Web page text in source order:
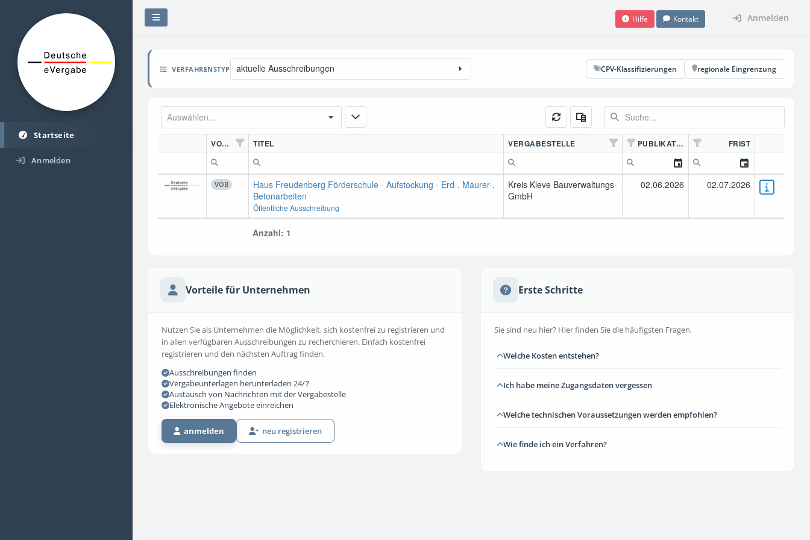
Startseite
Anmelden
Hilfe Kontakt Anmelden
VERFAHRENSTYP aktuelle Ausschreibungen CPV-Klassifizierungen regionale Eingrenzung
VORDN. TITEL VERGABESTELLE PUBLIKATION FRIST
VOB
Haus Freudenberg Förderschule - Aufstockung - Erd-, Maurer-,
Betonarbeiten
Öffentliche Ausschreibung
Kreis Kleve Bauverwaltungs-
GmbH
02.06.2026 02.07.2026
Anzahl: 1
Vorteile für Unternehmen
Nutzen Sie als Unternehmen die Möglichkeit, sich kostenfrei zu registrieren und
in allen verfügbaren Ausschreibungen zu recherchieren. Einfach kostenfrei
registrieren und den nächsten Auftrag finden.
Ausschreibungen finden
Vergabeunterlagen herunterladen 24/7
Austausch von Nachrichten mit der Vergabestelle
Elektronische Angebote einreichen
anmelden neu registrieren
Erste Schritte
Sie sind neu hier? Hier finden Sie die häufigsten Fragen.
Welche Kosten entstehen?
Ich habe meine Zugangsdaten vergessen
Welche technischen Voraussetzungen werden empfohlen?
Wie finde ich ein Verfahren?